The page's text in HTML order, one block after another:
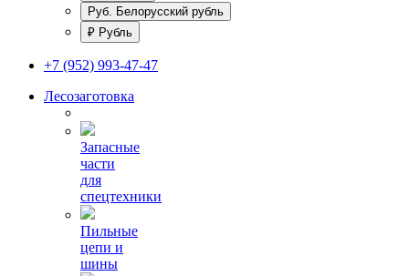
Руб. Белорусский рубль
₽ Рубль
+7 (952) 993-47-47
Лесозаготовка
Запасные
части
для
спецтехники
Пильные
цепи и
шины